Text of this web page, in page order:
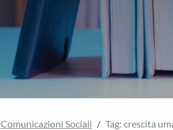
Comunicazioni Sociali Tag: crescita